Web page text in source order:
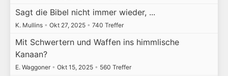
Sagt die Bibel nicht immer wieder, ...
K. Mullins • Okt 27, 2025 • 740 Treffer
Mit Schwertern und Waffen ins himmlische
Kanaan?
E. Waggoner • Okt 15, 2025 • 560 Treffer